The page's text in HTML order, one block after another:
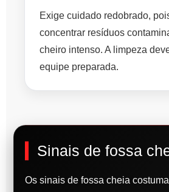
Exige cuidado redobrado,
concentrar resíduos
cheiro intenso. A limpeza
equipe preparada.
Sinais de fossa
Os sinais de fossa cheia